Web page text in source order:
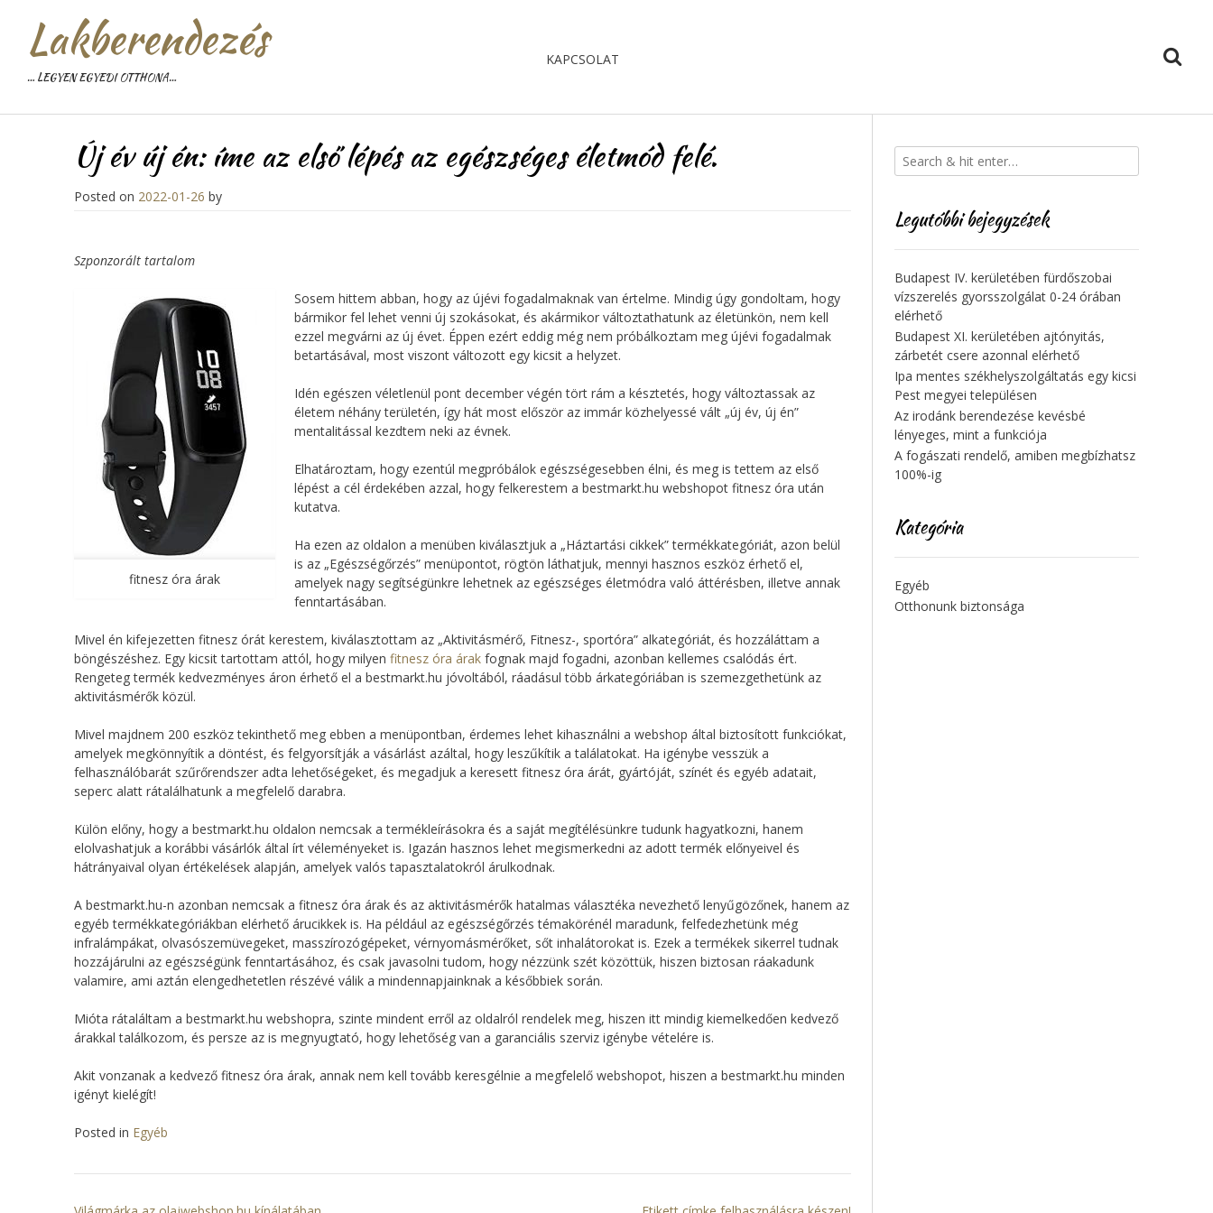
Lakberendezés
… LEGYEN EGYEDI OTTHONA…
KAPCSOLAT
Új év új én: íme az első lépés az egészséges életmód felé.
Posted on 2022-01-26 by
Szponzorált tartalom
fitnesz óra árak
Sosem hittem abban, hogy az újévi fogadalmaknak van értelme. Mindig úgy gondoltam, hogy
bármikor fel lehet venni új szokásokat, és akármikor változtathatunk az életünkön, nem kell
ezzel megvárni az új évet. Éppen ezért eddig még nem próbálkoztam meg újévi fogadalmak
betartásával, most viszont változott egy kicsit a helyzet.
Idén egészen véletlenül pont december végén tört rám a késztetés, hogy változtassak az
életem néhány területén, így hát most először az immár közhelyessé vált „új év, új én”
mentalitással kezdtem neki az évnek.
Elhatároztam, hogy ezentúl megpróbálok egészségesebben élni, és meg is tettem az első
lépést a cél érdekében azzal, hogy felkerestem a bestmarkt.hu webshopot fitnesz óra után
kutatva.
Ha ezen az oldalon a menüben kiválasztjuk a „Háztartási cikkek” termékkategóriát, azon belül
is az „Egészségőrzés” menüpontot, rögtön láthatjuk, mennyi hasznos eszköz érhető el,
amelyek nagy segítségünkre lehetnek az egészséges életmódra való áttérésben, illetve annak
fenntartásában.
Mivel én kifejezetten fitnesz órát kerestem, kiválasztottam az „Aktivitásmérő, Fitnesz-, sportóra” alkategóriát, és hozzáláttam a
böngészéshez. Egy kicsit tartottam attól, hogy milyen fitnesz óra árak fognak majd fogadni, azonban kellemes csalódás ért.
Rengeteg termék kedvezményes áron érhető el a bestmarkt.hu jóvoltából, ráadásul több árkategóriában is szemezgethetünk az
aktivitásmérők közül.
Mivel majdnem 200 eszköz tekinthető meg ebben a menüpontban, érdemes lehet kihasználni a webshop által biztosított funkciókat,
amelyek megkönnyítik a döntést, és felgyorsítják a vásárlást azáltal, hogy leszűkítik a találatokat. Ha igénybe vesszük a
felhasználóbarát szűrőrendszer adta lehetőségeket, és megadjuk a keresett fitnesz óra árát, gyártóját, színét és egyéb adatait,
seperc alatt rátalálhatunk a megfelelő darabra.
Külön előny, hogy a bestmarkt.hu oldalon nemcsak a termékleírásokra és a saját megítélésünkre tudunk hagyatkozni, hanem
elolvashatjuk a korábbi vásárlók által írt véleményeket is. Igazán hasznos lehet megismerkedni az adott termék előnyeivel és
hátrányaival olyan értékelések alapján, amelyek valós tapasztalatokról árulkodnak.
A bestmarkt.hu-n azonban nemcsak a fitnesz óra árak és az aktivitásmérők hatalmas választéka nevezhető lenyűgözőnek, hanem az
egyéb termékkategóriákban elérhető árucikkek is. Ha például az egészségőrzés témakörénél maradunk, felfedezhetünk még
infralámpákat, olvasószemüvegeket, masszírozógépeket, vérnyomásmérőket, sőt inhalátorokat is. Ezek a termékek sikerrel tudnak
hozzájárulni az egészségünk fenntartásához, és csak javasolni tudom, hogy nézzünk szét közöttük, hiszen biztosan ráakadunk
valamire, ami aztán elengedhetetlen részévé válik a mindennapjainknak a későbbiek során.
Mióta rátaláltam a bestmarkt.hu webshopra, szinte mindent erről az oldalról rendelek meg, hiszen itt mindig kiemelkedően kedvező
árakkal találkozom, és persze az is megnyugtató, hogy lehetőség van a garanciális szerviz igénybe vételére is.
Akit vonzanak a kedvező fitnesz óra árak, annak nem kell tovább keresgélnie a megfelelő webshopot, hiszen a bestmarkt.hu minden
igényt kielégít!
Posted in Egyéb
Legutóbbi bejegyzések
Budapest IV. kerületében fürdőszobai
vízszerelés gyorsszolgálat 0-24 órában
elérhető
Budapest XI. kerületében ajtónyitás,
zárbetét csere azonnal elérhető
Ipa mentes székhelyszolgáltatás egy kicsi
Pest megyei településen
Az irodánk berendezése kevésbé
lényeges, mint a funkciója
A fogászati rendelő, amiben megbízhatsz
100%-ig
Kategória
Egyéb
Otthonunk biztonsága